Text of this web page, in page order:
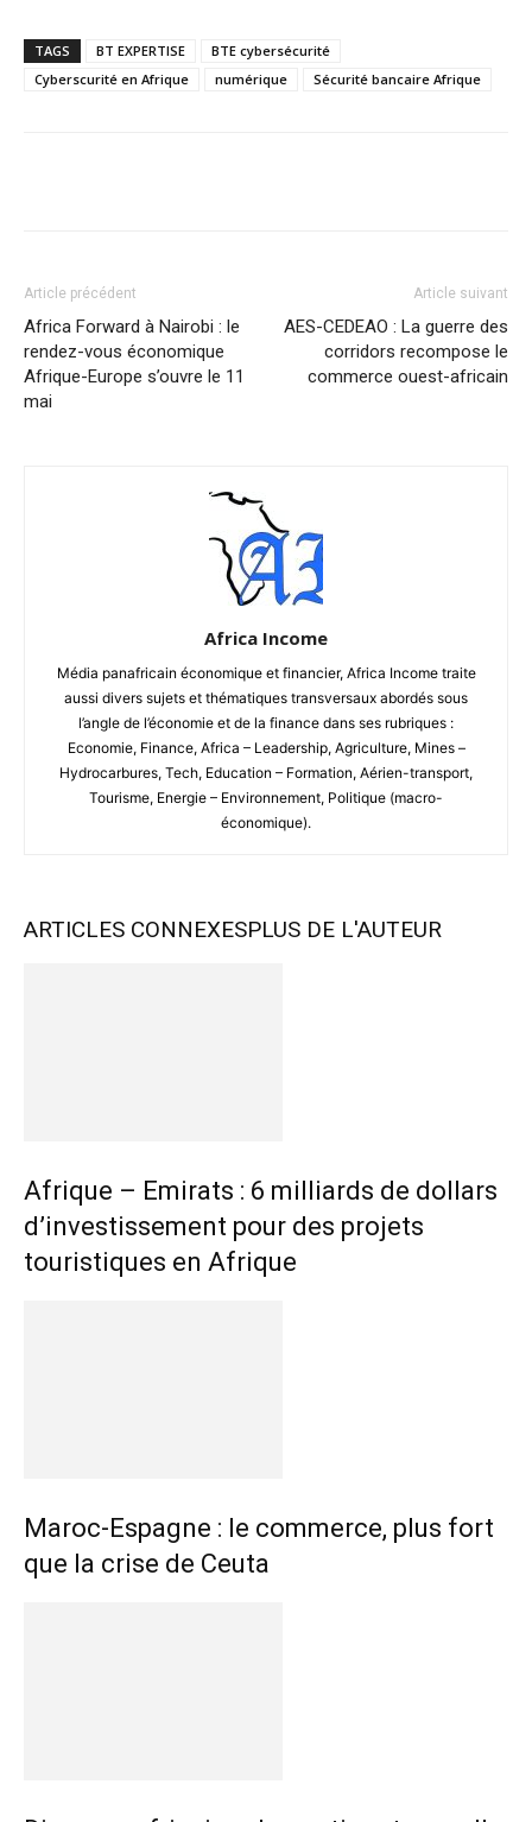
TAGS BT EXPERTISE
BTE cybersécurité
Cyberscurité en Afrique
numérique Sécurité bancaire Afrique
Article précédent
Africa Forward à Nairobi : le
rendez-vous économique
Afrique-Europe s’ouvre le 11
mai
Article suivant
AES-CEDEAO : La guerre des
corridors recompose le
commerce ouest-africain
Africa Income
Média panafricain économique et financier, Africa Income traite
aussi divers sujets et thématiques transversaux abordés sous
l’angle de l’économie et de la finance dans ses rubriques :
Economie, Finance, Africa – Leadership, Agriculture, Mines –
Hydrocarbures, Tech, Education – Formation, Aérien-transport,
Tourisme, Energie – Environnement, Politique (macro-
économique).
ARTICLES CONNEXESPLUS DE L'AUTEUR
Afrique – Emirats : 6 milliards de dollars
d’investissement pour des projets
touristiques en Afrique
Maroc-Espagne : le commerce, plus fort
que la crise de Ceuta